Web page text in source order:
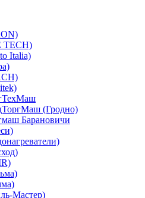
Italia)
(Гродно)
Барановичи
Мастер)